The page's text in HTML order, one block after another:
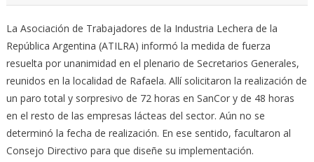
La Asociación de Trabajadores de la Industria Lechera de la
República Argentina (ATILRA) informó la medida de fuerza
resuelta por unanimidad en el plenario de Secretarios Generales,
reunidos en la localidad de Rafaela. Allí solicitaron la realización de
un paro total y sorpresivo de 72 horas en SanCor y de 48 horas
en el resto de las empresas lácteas del sector. Aún no se
determinó la fecha de realización. En ese sentido, facultaron al
Consejo Directivo para que diseñe su implementación.